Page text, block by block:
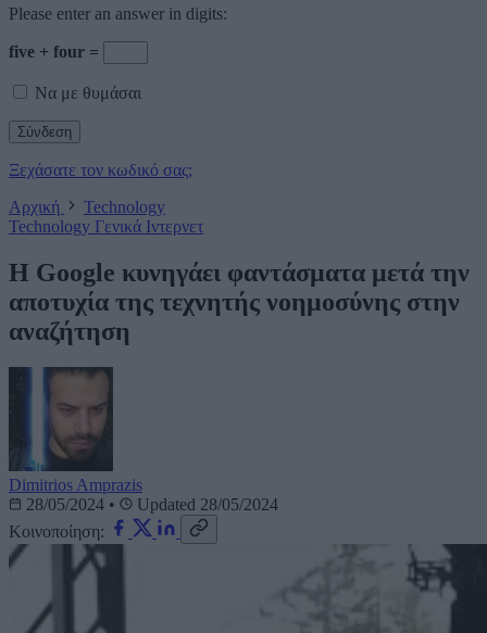
Please enter an answer in digits:
five + four =
Να με θυμάσαι
Ξεχάσατε τον κωδικό σας;
Αρχική
Technology
Technology Γενικά Ιντερνετ
H Google κυνηγάει φαντάσματα μετά την
αποτυχία της τεχνητής νοημοσύνης στην
αναζήτηση
Dimitrios Amprazis
28/05/2024 •
Updated 28/05/2024
Κοινοποίηση: